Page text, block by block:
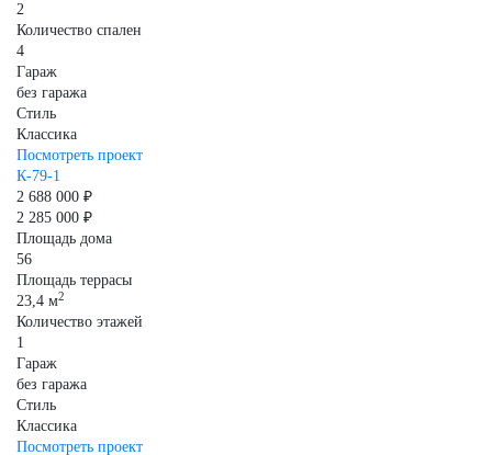
2
Количество спален
4
Гараж
без гаража
Стиль
Классика
Посмотреть проект
К-79-1
2 688 000 ₽
2 285 000 ₽
Площадь дома
56
Площадь террасы
23,4 м2
Количество этажей
1
Гараж
без гаража
Стиль
Классика
Посмотреть проект